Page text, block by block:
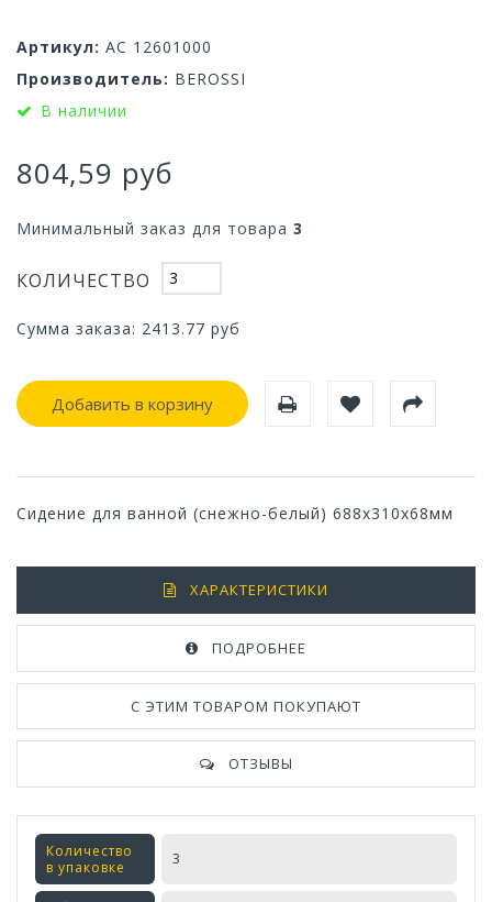
Артикул: АС 12601000
Производитель: BEROSSI
В наличии
804,59 руб
Минимальный заказ для товара 3
КОЛИЧЕСТВО
Сумма заказа: 2413.77 руб
Добавить в корзину
Сидение для ванной (снежно-белый) 688х310х68мм
ХАРАКТЕРИСТИКИ
ПОДРОБНЕЕ
С ЭТИМ ТОВАРОМ ПОКУПАЮТ
ОТЗЫВЫ
Количество
в упаковке
3